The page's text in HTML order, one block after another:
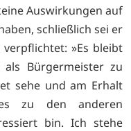
Auswirkungen auf
schließlich sei er
»Es bleibt
Bürgermeister zu
sehe und am Erhalt
zu den anderen
bin. Ich stehe